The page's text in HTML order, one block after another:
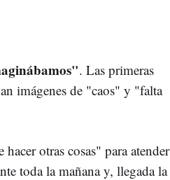
. Las primeras
imágenes de "caos" y "falta
otras cosas" para atender
toda la mañana y, llegada la